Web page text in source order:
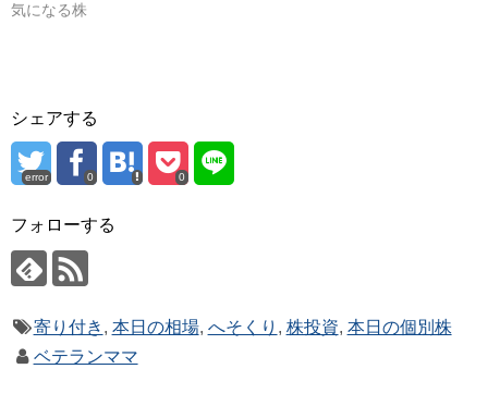
気になる株
シェアする
error 0 0
フォローする
寄り付き , 本日の相場, へそくり , 株投資, 本日の個別株
ベテランママ